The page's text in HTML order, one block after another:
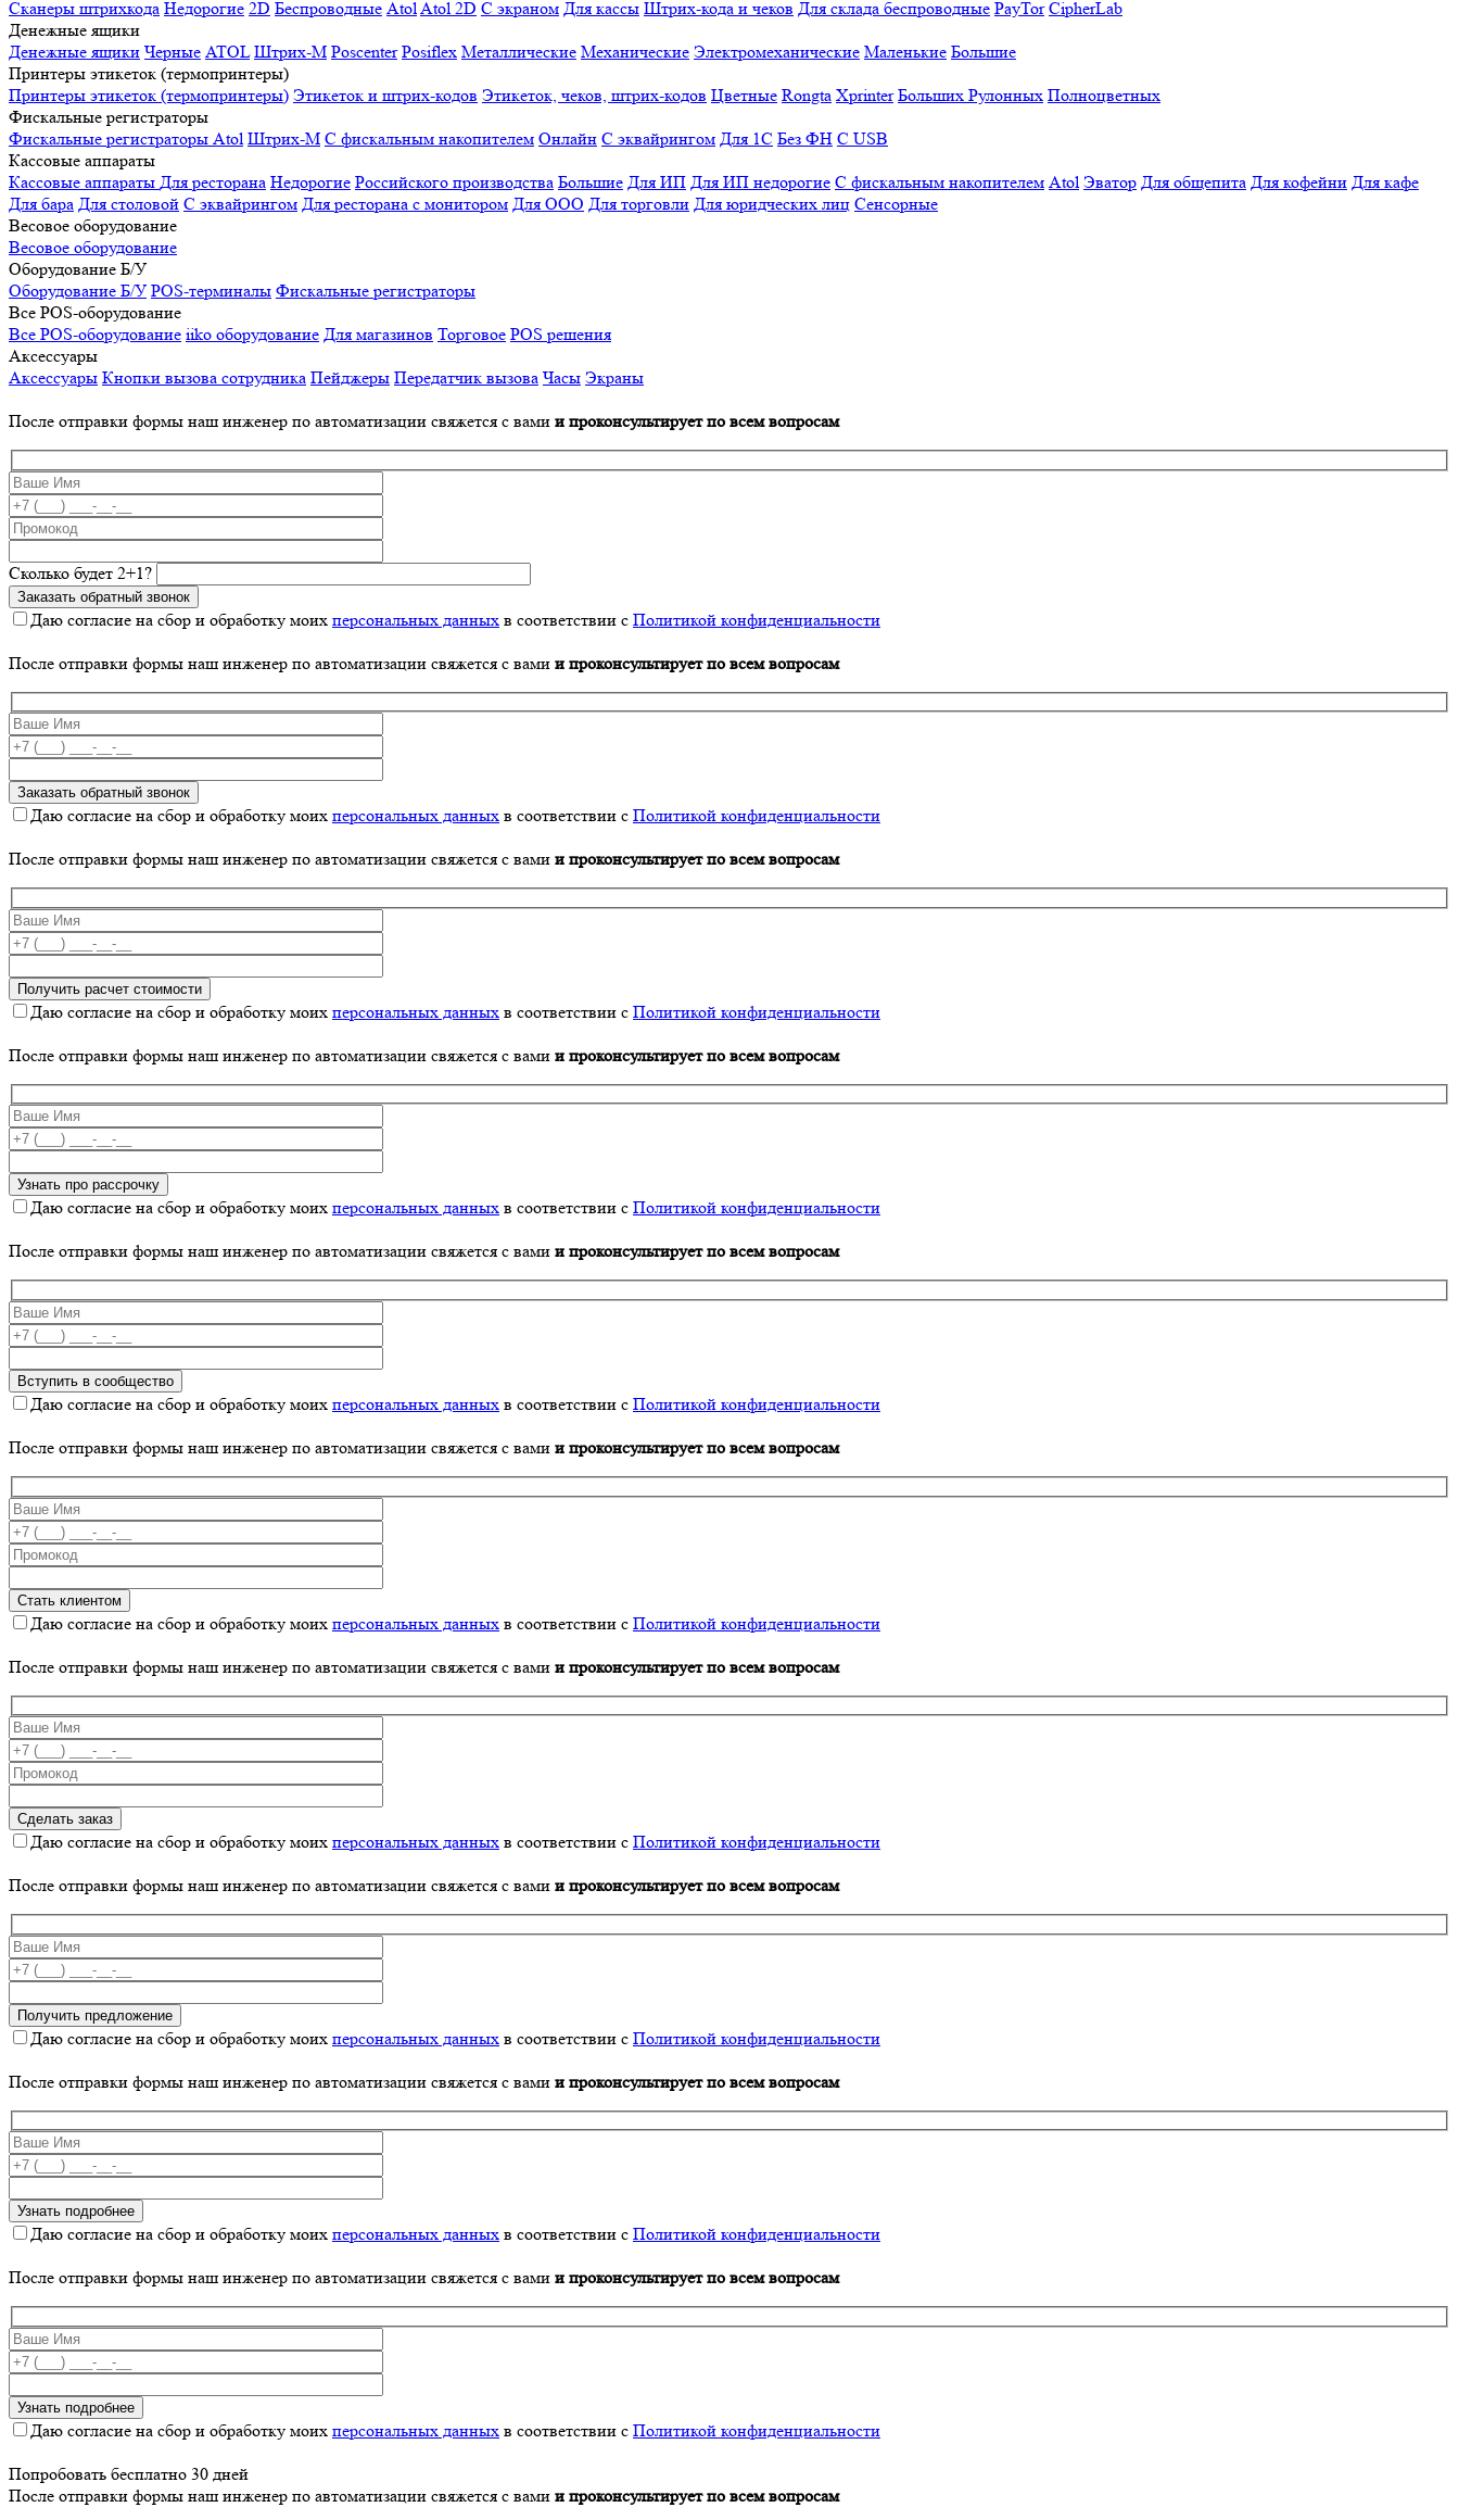
Сканеры штрихкода Недорогие 2D Беспроводные AtolAtol 2D С экраном Для кассы Штрих-кода и чеков Для склада беспроводные PayTor CipherLab
Денежные ящики
Денежные ящики Черные ATOL Штрих-М Poscenter Posiflex Металлические Механические Электромеханические Маленькие Большие
Принтеры этикеток (термопринтеры)
Принтеры этикеток (термопринтеры) Этикеток и штрих-кодов Этикеток, чеков, штрих-кодов Цветные Rongta Xprinter Больших Рулонных Полноцветных
Фискальные регистраторы
Фискальные регистраторы Atol Штрих-М С фискальным накопителем Онлайн С эквайрингом Для 1С Без ФН С USB
Кассовые аппараты
Кассовые аппараты Для ресторана Недорогие Российского производства Большие Для ИП Для ИП недорогие С фискальным накопителем Atol Эватор Для общепита Для кофейни Для кафе
Для бара Для столовой С эквайрингом Для ресторана с монитором Для ООО Для торговли Для юридческих лиц Сенсорные
Весовое оборудование
Весовое оборудование
Оборудование Б/У
Оборудование Б/У POS-терминалы Фискальные регистраторы
Все POS-оборудование
Все POS-оборудование iiko оборудование Для магазинов Торговое POS решения
Аксессуары
Аксессуары Кнопки вызова сотрудника Пейджеры Передатчик вызова Часы Экраны
После отправки формы наш инженер по автоматизации свяжется с вами и проконсультирует по всем вопросам
Сколько будет 2+1?
Даю согласие на сбор и обработку моих персональных данных в соответствии с Политикой конфиденциальности
После отправки формы наш инженер по автоматизации свяжется с вами и проконсультирует по всем вопросам
Даю согласие на сбор и обработку моих персональных данных в соответствии с Политикой конфиденциальности
После отправки формы наш инженер по автоматизации свяжется с вами и проконсультирует по всем вопросам
Даю согласие на сбор и обработку моих персональных данных в соответствии с Политикой конфиденциальности
После отправки формы наш инженер по автоматизации свяжется с вами и проконсультирует по всем вопросам
Даю согласие на сбор и обработку моих персональных данных в соответствии с Политикой конфиденциальности
После отправки формы наш инженер по автоматизации свяжется с вами и проконсультирует по всем вопросам
Даю согласие на сбор и обработку моих персональных данных в соответствии с Политикой конфиденциальности
После отправки формы наш инженер по автоматизации свяжется с вами и проконсультирует по всем вопросам
Даю согласие на сбор и обработку моих персональных данных в соответствии с Политикой конфиденциальности
После отправки формы наш инженер по автоматизации свяжется с вами и проконсультирует по всем вопросам
Даю согласие на сбор и обработку моих персональных данных в соответствии с Политикой конфиденциальности
После отправки формы наш инженер по автоматизации свяжется с вами и проконсультирует по всем вопросам
Даю согласие на сбор и обработку моих персональных данных в соответствии с Политикой конфиденциальности
После отправки формы наш инженер по автоматизации свяжется с вами и проконсультирует по всем вопросам
Даю согласие на сбор и обработку моих персональных данных в соответствии с Политикой конфиденциальности
После отправки формы наш инженер по автоматизации свяжется с вами и проконсультирует по всем вопросам
Даю согласие на сбор и обработку моих персональных данных в соответствии с Политикой конфиденциальности
Попробовать бесплатно 30 дней
После отправки формы наш инженер по автоматизации свяжется с вами и проконсультирует по всем вопросам